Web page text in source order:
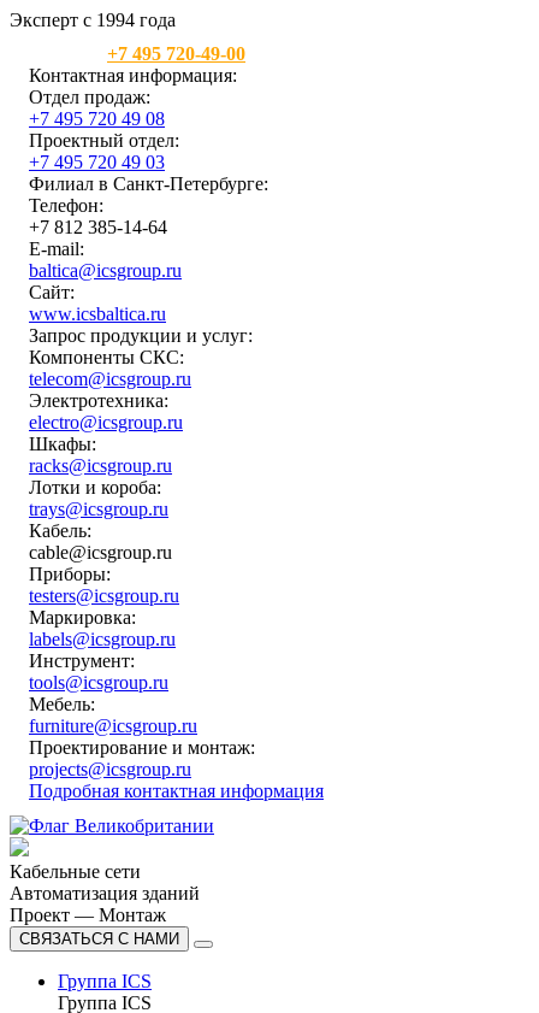
Эксперт с 1994 года
+7 495 720-49-00
Контактная информация:
Отдел продаж:
+7 495 720 49 08
Проектный отдел:
+7 495 720 49 03
Филиал в Санкт-Петербурге:
Телефон:
+7 812 385-14-64
E-mail:
baltica@icsgroup.ru
Сайт:
www.icsbaltica.ru
Запрос продукции и услуг:
Компоненты СКС:
telecom@icsgroup.ru
Электротехника:
electro@icsgroup.ru
Шкафы:
racks@icsgroup.ru
Лотки и короба:
trays@icsgroup.ru
Кабель:
cable@icsgroup.ru
Приборы:
testers@icsgroup.ru
Маркировка:
labels@icsgroup.ru
Инструмент:
tools@icsgroup.ru
Мебель:
furniture@icsgroup.ru
Проектирование и монтаж:
projects@icsgroup.ru
Подробная контактная информация
Кабельные сети
Автоматизация зданий
Проект — Монтаж
СВЯЗАТЬСЯ С НАМИ
Группа ICS
Группа ICS